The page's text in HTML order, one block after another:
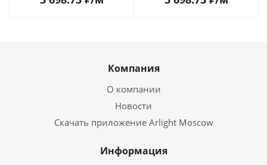
Компания
О компании
Новости
Скачать приложение Arlight Moscow
Информация